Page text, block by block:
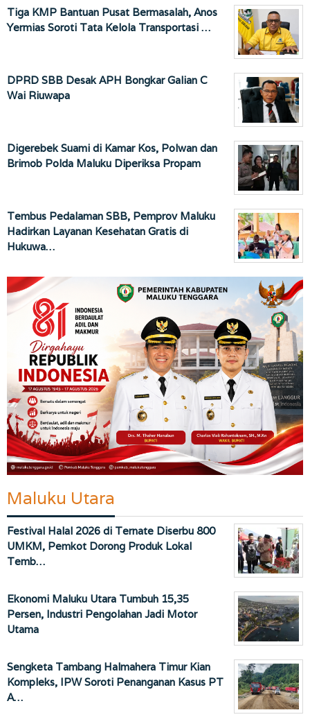
Tiga KMP Bantuan Pusat Bermasalah, Anos
Yermias Soroti Tata Kelola Transportasi …
DPRD SBB Desak APH Bongkar Galian C
Wai Riuwapa
Digerebek Suami di Kamar Kos, Polwan dan
Brimob Polda Maluku Diperiksa Propam
Tembus Pedalaman SBB, Pemprov Maluku
Hadirkan Layanan Kesehatan Gratis di
Hukuwa…
Maluku Utara
Festival Halal 2026 di Ternate Diserbu 800
UMKM, Pemkot Dorong Produk Lokal
Temb…
Ekonomi Maluku Utara Tumbuh 15,35
Persen, Industri Pengolahan Jadi Motor
Utama
Sengketa Tambang Halmahera Timur Kian
Kompleks, IPW Soroti Penanganan Kasus PT
A…